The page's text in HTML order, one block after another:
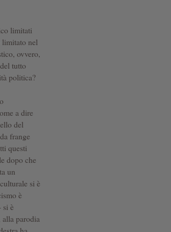
limitati
limitato nel
ovvero,
tutto
politica?
a dire
del
frange
questi
dopo che
un
si è
è
si è
parodia